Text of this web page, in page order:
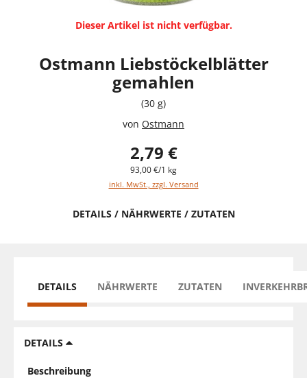
Dieser Artikel ist nicht verfügbar.
Ostmann Liebstöckelblätter
gemahlen
(30 g)
von Ostmann
2,79 €
93,00 €/1 kg
inkl. MwSt., zzgl. Versand
DETAILS / NÄHRWERTE / ZUTATEN
DETAILS NÄHRWERTE ZUTATEN
DETAILS
Beschreibung